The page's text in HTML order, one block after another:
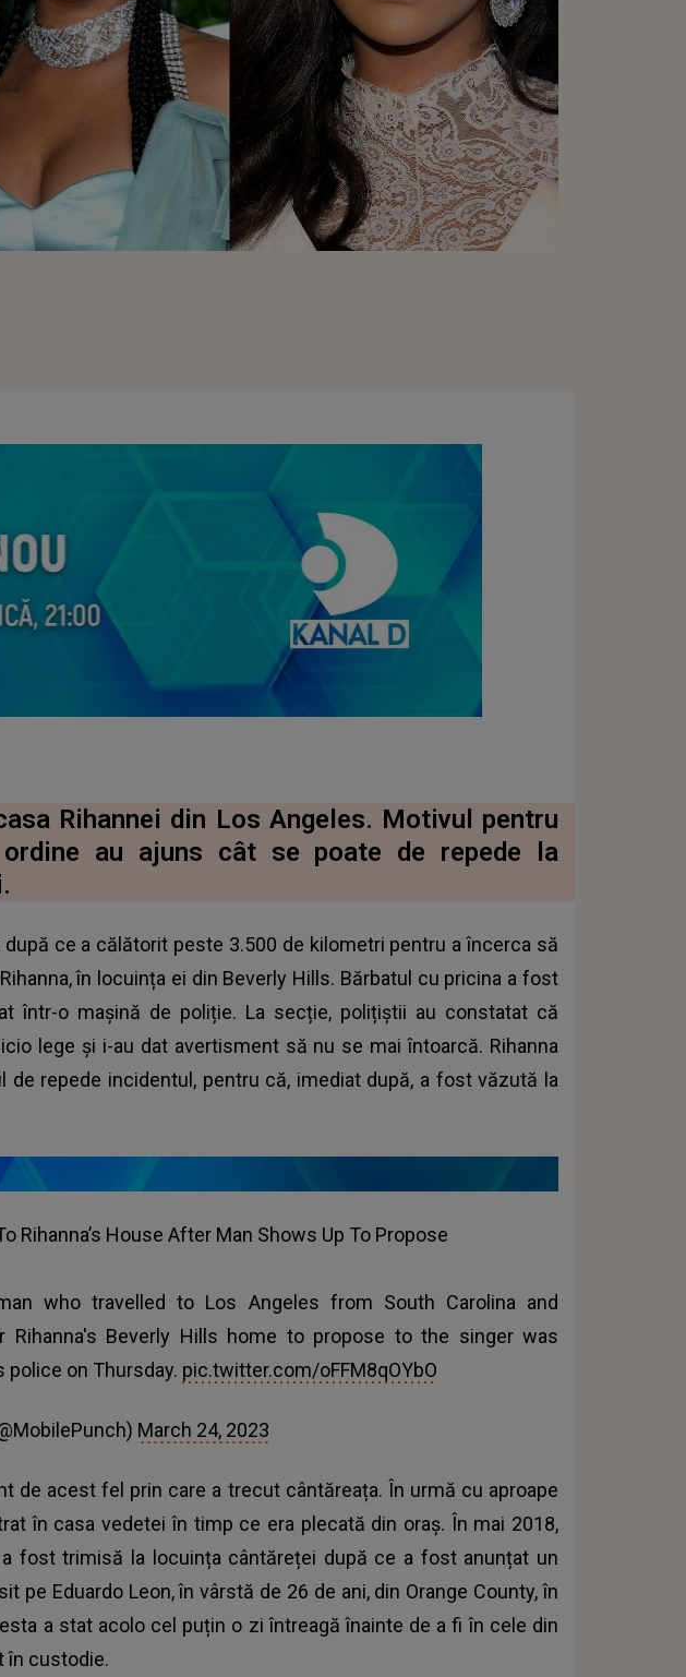
Rihannei din Los Angeles. Motivul pentru
au ajuns cât se poate de repede la
ce a călătorit peste 3.500 de kilometri pentru a încerca să
în locuința ei din Beverly Hills. Bărbatul cu pricina a fost
într-o mașină de poliție. La secție, polițiștii au constatat că
lege și i-au dat avertisment să nu se mai întoarcă. Rihanna
de repede incidentul, pentru că, imediat după, a fost văzută la
Rihanna’s House After Man Shows Up To Propose
who travelled to Los Angeles from South Carolina and
Rihanna's Beverly Hills home to propose to the singer was
police on Thursday. pic.twitter.com/oFFM8qOYbO
March 24, 2023
de acest fel prin care a trecut cântăreața. În urmă cu aproape
în casa vedetei în timp ce era plecată din oraș. În mai 2018,
fost trimisă la locuința cântăreței după ce a fost anunțat un
pe Eduardo Leon, în vârstă de 26 de ani, din Orange County, în
a stat acolo cel puțin o zi întreagă înainte de a fi în cele din
în custodie.